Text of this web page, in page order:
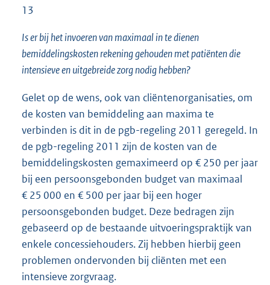
13
Is er bij het invoeren van maximaal in te dienen
bemiddelingskosten rekening gehouden met patiënten die
intensieve en uitgebreide zorg nodig hebben?
Gelet op de wens, ook van cliëntenorganisaties, om
de kosten van bemiddeling aan maxima te
verbinden is dit in de pgb-regeling 2011 geregeld. In
de pgb-regeling 2011 zijn de kosten van de
bemiddelingskosten gemaximeerd op € 250 per jaar
bij een persoonsgebonden budget van maximaal
€ 25 000 en € 500 per jaar bij een hoger
persoonsgebonden budget. Deze bedragen zijn
gebaseerd op de bestaande uitvoeringspraktijk van
enkele concessiehouders. Zij hebben hierbij geen
problemen ondervonden bij cliënten met een
intensieve zorgvraag.